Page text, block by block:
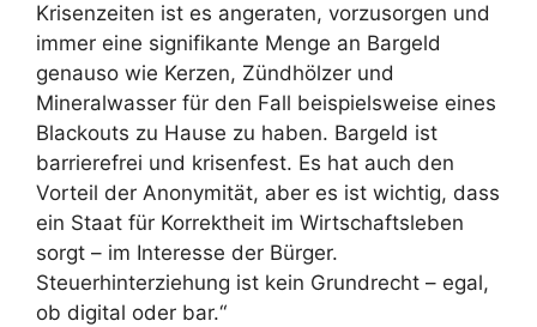
Krisenzeiten ist es angeraten, vorzusorgen und
immer eine signifikante Menge an Bargeld
genauso wie Kerzen, Zündhölzer und
Mineralwasser für den Fall beispielsweise eines
Blackouts zu Hause zu haben. Bargeld ist
barrierefrei und krisenfest. Es hat auch den
Vorteil der Anonymität, aber es ist wichtig, dass
ein Staat für Korrektheit im Wirtschaftsleben
sorgt – im Interesse der Bürger.
Steuerhinterziehung ist kein Grundrecht – egal,
ob digital oder bar.“